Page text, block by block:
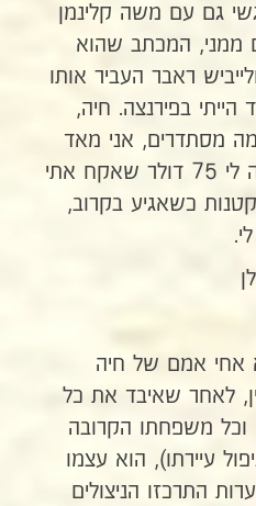
גם עם משה קלינמן
ממני, המכתב שהוא
ראבר העביר אותו
בפירנצה. חיה,
מסתדרים, אני מאד
רוצה לדעת. רייזל שלחה לי 75 דולר שאקח אתי
כשאגיע בקרוב,
אחי אמם של חיה
לאחר שאיבד את כל
וכל משפחתו הקרובה
עיירתו), הוא עצמו
התרכזו הניצולים